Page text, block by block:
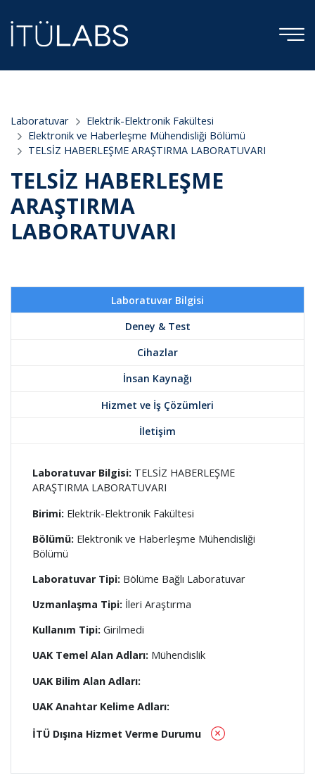
Laboratuvar
Elektrik-Elektronik Fakültesi
Elektronik ve Haberleşme Mühendisliği Bölümü
TELSİZ HABERLEŞME ARAŞTIRMA LABORATUVARI
TELSİZ HABERLEŞME
ARAŞTIRMA
LABORATUVARI
Laboratuvar Bilgisi
Deney & Test
Cihazlar
İnsan Kaynağı
Hizmet ve İş Çözümleri
İletişim
Laboratuvar Bilgisi: TELSİZ HABERLEŞME
ARAŞTIRMA LABORATUVARI
Birimi: Elektrik-Elektronik Fakültesi
Bölümü: Elektronik ve Haberleşme Mühendisliği
Bölümü
Laboratuvar Tipi: Bölüme Bağlı Laboratuvar
Uzmanlaşma Tipi: İleri Araştırma
Kullanım Tipi: Girilmedi
UAK Temel Alan Adları: Mühendislik
UAK Bilim Alan Adları:
UAK Anahtar Kelime Adları:
İTÜ Dışına Hizmet Verme Durumu